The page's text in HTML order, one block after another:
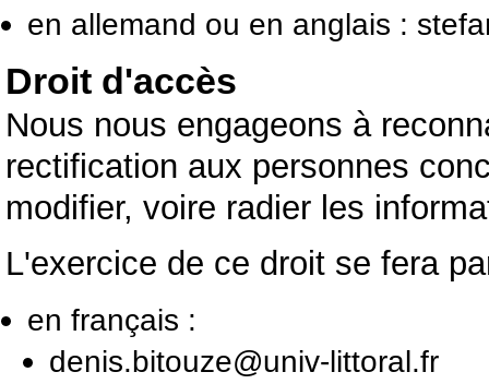
en allemand ou en anglais :
Droit d'accès
Nous nous engageons à
rectification aux personnes
modifier, voire radier les
L'exercice de ce droit se fera
en français :
denis.bitouze@univ-littoral.fr